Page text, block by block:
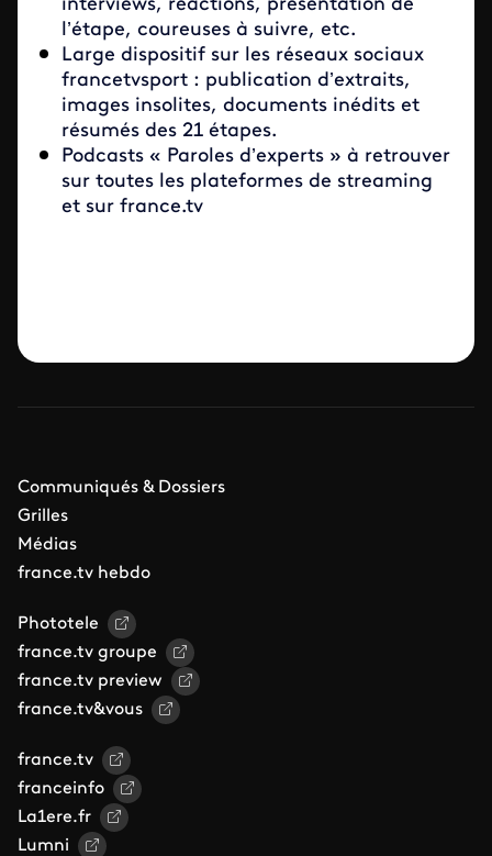
interviews, réactions, présentation de
l’étape, coureuses à suivre, etc.
Large dispositif sur les réseaux sociaux
francetvsport : publication d’extraits,
images insolites, documents inédits et
résumés des 21 étapes.
Podcasts « Paroles d’experts » à retrouver
sur toutes les plateformes de streaming
et sur france.tv
Communiqués & Dossiers
Grilles
Médias
france.tv hebdo
Phototele
france.tv groupe
france.tv preview
france.tv&vous
france.tv
franceinfo
La1ere.fr
Lumni